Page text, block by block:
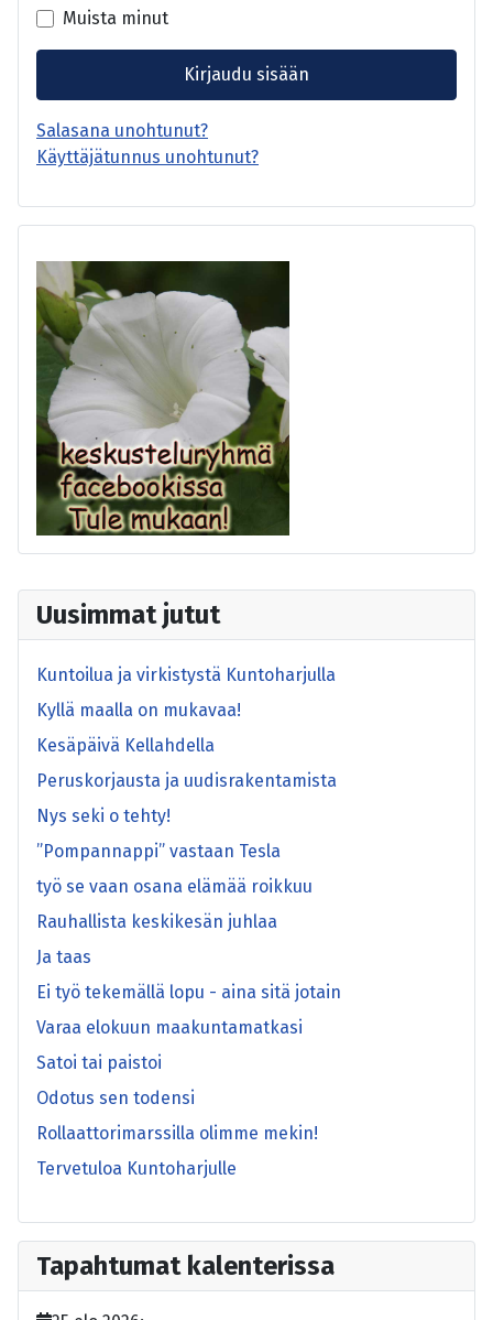
Uusimmat jutut
Kuntoilua ja virkistystä Kuntoharjulla
Kyllä maalla on mukavaa!
Kesäpäivä Kellahdella
Peruskorjausta ja uudisrakentamista
Nys seki o tehty!
”Pompannappi” vastaan Tesla
työ se vaan osana elämää roikkuu
Rauhallista keskikesän juhlaa
Ja taas
Ei työ tekemällä lopu - aina sitä jotain
Varaa elokuun maakuntamatkasi
Satoi tai paistoi
Odotus sen todensi
Rollaattorimarssilla olimme mekin!
Tervetuloa Kuntoharjulle
Tapahtumat kalenterissa
Muista minut
Kirjaudu sisään
Salasana unohtunut?
Käyttäjätunnus unohtunut?